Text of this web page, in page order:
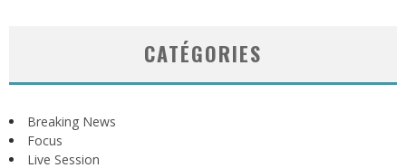
CATÉGORIES
Breaking News
Focus
Live Session